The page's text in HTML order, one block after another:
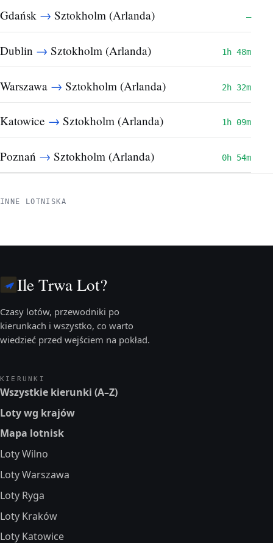
Gdańsk → Sztokholm (Arlanda) —
Dublin → Sztokholm (Arlanda) 1h 48m
Warszawa → Sztokholm (Arlanda) 2h 32m
Katowice → Sztokholm (Arlanda) 1h 09m
Poznań → Sztokholm (Arlanda) 0h 54m
INNE LOTNISKA
Ile Trwa Lot?
Czasy lotów, przewodniki po
kierunkach i wszystko, co warto
wiedzieć przed wejściem na pokład.
KIERUNKI
Wszystkie kierunki (A–Z)
Loty wg krajów
Mapa lotnisk
Loty Wilno
Loty Warszawa
Loty Ryga
Loty Kraków
Loty Katowice